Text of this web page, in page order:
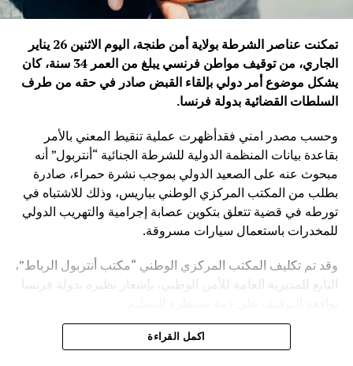
تمكنت عناصر الشرطة بولاية أمن طنجة، اليوم الاثنين 26 يناير
الجاري، من توقيف مواطن فرنسي يبلغ من العمر 34 سنة، كان
يشكل موضوع أمر دولي بإلقاء القبض صادر في حقه من طرف
السلطات القضائية بدولة فرنسا.
وحسب مصدر امني فقدأظهرت عملية تنقيط المعني بالأمر
بقاعدة بيانات المنظمة الدولية للشرطة الجنائية “أنتربول” أنه
مبحوث عنه على الصعيد الدولي بموجب نشرة حمراء، صادرة
بطلب من المكتب المركزي الوطني بباريس، وذلك للاشتباه في
تورطه في قضية تتعلق بتكوين عصابة إجرامية والتهريب الدولي
للمخدرات باستعمال سيارات مسروقة.
وقد تم تكليف المكتب المركزي الوطني “مكتب أنتربول الرباط”،
التابع للمديرية العامة للأمن الوطني، بإشعار نظيره بدولة فرنسا
ويأتي توقيف المشتبه به في سياق التزام المصالح الأمنية
المغربية بتفعيل آليات التعاون الأمني الدولي، خصوصا ملاحقة
اكمل القراءة